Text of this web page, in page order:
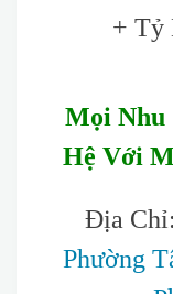
+ Tỷ
Mọi Nhu
Hệ Với
Địa Chỉ:
Phường